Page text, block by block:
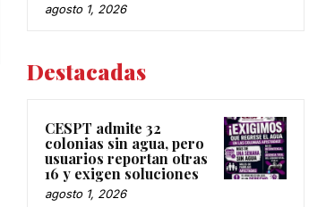
agosto 1, 2026
Destacadas
CESPT admite 32
colonias sin agua, pero
usuarios reportan otras
16 y exigen soluciones
agosto 1, 2026